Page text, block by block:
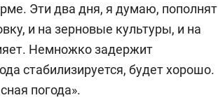
Эти два дня, я думаю, пополнят
и на зерновые культуры, и на
Немножко задержит
стабилизируется, будет хорошо.
погода».